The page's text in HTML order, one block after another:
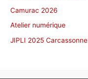
Camurac 2026
Atelier numérique
JIPLI 2025 Carcassonne